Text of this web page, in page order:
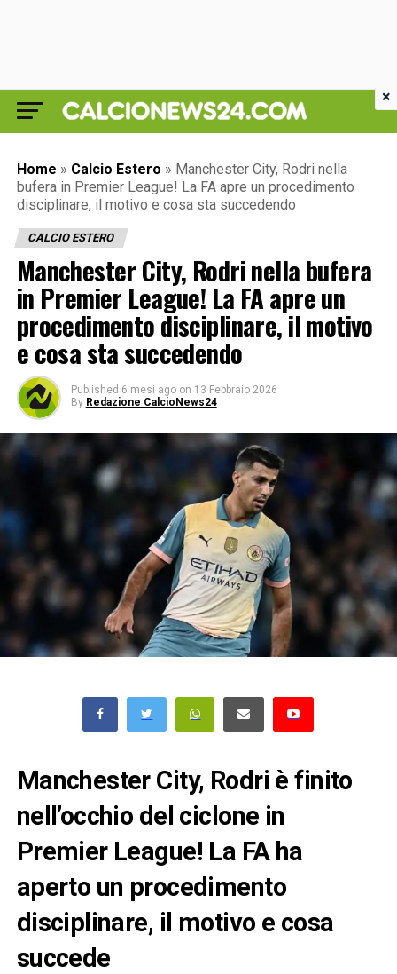
Home » Calcio Estero » Manchester City, Rodri nella
bufera in Premier League! La FA apre un procedimento
disciplinare, il motivo e cosa sta succedendo
CALCIO ESTERO
Manchester City, Rodri nella bufera
in Premier League! La FA apre un
procedimento disciplinare, il motivo
e cosa sta succedendo
Published 6 mesi ago on 13 Febbraio 2026
By Redazione CalcioNews24
Manchester City, Rodri è finito
nell’occhio del ciclone in
Premier League! La FA ha
aperto un procedimento
disciplinare, il motivo e cosa
succede
×